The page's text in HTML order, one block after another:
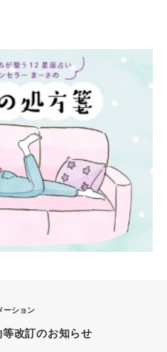
ーション
改訂のお知らせ